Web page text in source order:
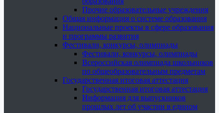
Прочие образовательные учреждения
Общая информация о системе образования
Национальные проекты в сфере образования
и программы развития
Фестивали, конкурсы, олимпиады
Фестивали, конкурсы, олимпиады
Всероссийская олимпиада школьников
по общеобразовательным предметам
Государственная итоговая аттестация
Государственная итоговая аттестация
Информация для выпускников
прошлых лет об участии в едином